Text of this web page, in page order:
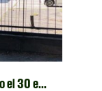
el 30 e...